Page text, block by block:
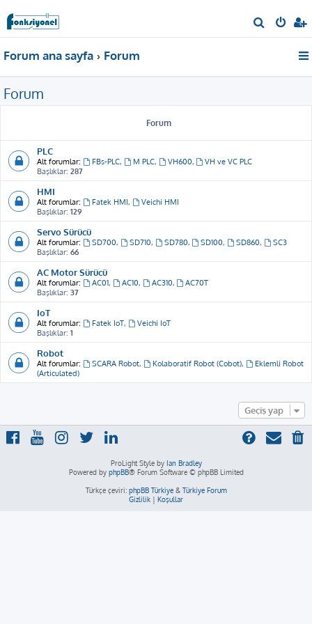
r
Forum ana sayfa Forum
Forum
Forum
PLC
Alt forumlar: FBs-PLC, M PLC, VH600,
VH ve VC PLC
Başlıklar: 287
HMI
Alt forumlar: Fatek HMI,
Veichi HMI
Başlıklar: 129
Servo Sürücü
Alt forumlar: SD700, SD710, SD780, SD100, SD860,
SC3
Başlıklar: 66
AC Motor Sürücü
Alt forumlar: AC01, AC10, AC310,
AC70T
Başlıklar: 37
IoT
Alt forumlar: Fatek IoT,
Veichi IoT
Başlıklar: 1
Robot
Alt forumlar: SCARA Robot, Kolaboratif Robot (Cobot),
Eklemli Robot
(Articulated)
Geçiş yap
ProLight Style by Ian Bradley
Powered by phpBB® Forum Software © phpBB Limited
Türkçe çeviri: phpBB Türkiye& Türkiye Forum
Gizlilik | Koşullar